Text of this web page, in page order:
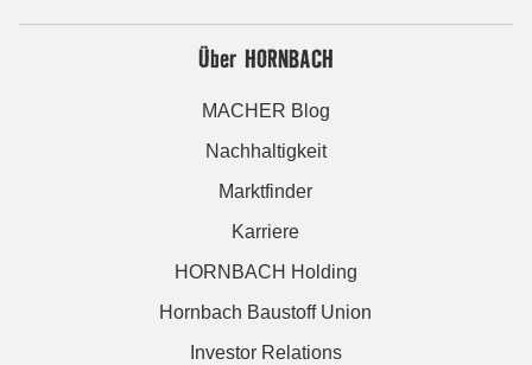
Über HORNBACH
MACHER Blog
Nachhaltigkeit
Marktfinder
Karriere
HORNBACH Holding
Hornbach Baustoff Union
Investor Relations